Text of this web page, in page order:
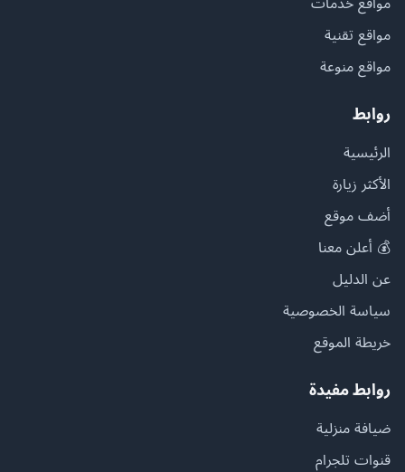
مواقع تقنية
مواقع منوعة
روابط
الرئيسية
الأكثر زيارة
أضف موقع
💰 أعلن معنا
عن الدليل
سياسة الخصوصية
خريطة الموقع
روابط مفيدة
ضيافة منزلية
قنوات تلجرام